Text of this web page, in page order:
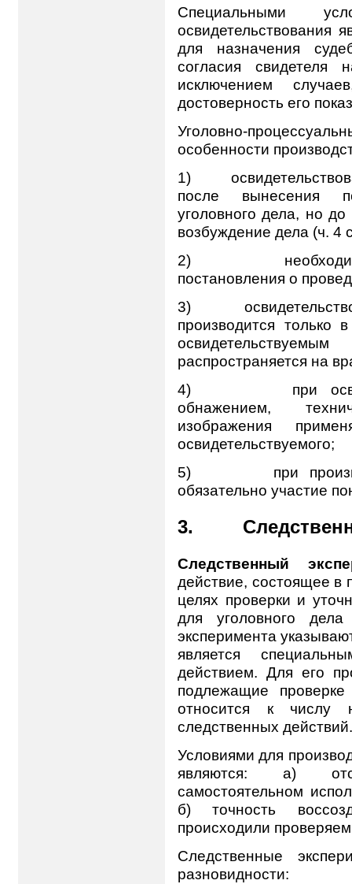
Специальными
освидетельствования
для назначения
согласия свидетеля
исключением
достоверность его
Уголовно-
особенности
1)
после вынесения
уголовного дела, но
возбуждение дела (ч. 4
2) необходимо
постановления о
3)
производится только
распространяется на
4) при
обнажением,
изображения
освидетельствуемого;
5) при
обязательно участие
3.
Следственный
действие, состоящее в
целях проверки и
для уголовного
эксперимента
является
действием. Для его
подлежащие
относится к числу
следственных действий.
Условиями для
являются: а)
самостоятельном
б) точность
происходили
Следственные
разновидности: